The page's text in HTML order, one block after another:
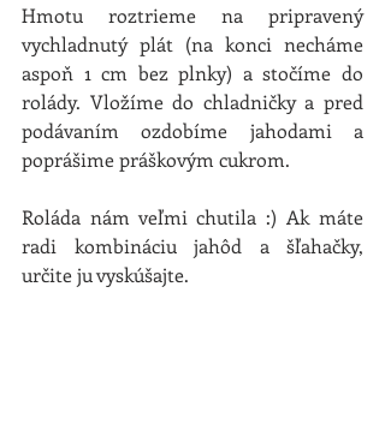
Hmotu roztrieme na pripravený
vychladnutý plát (na konci necháme
aspoň 1 cm bez plnky) a stočíme do
rolády. Vložíme do chladničky a pred
podávaním ozdobíme jahodami a
poprášime práškovým cukrom.
Roláda nám veľmi chutila :) Ak máte
radi kombináciu jahôd a šľahačky,
určite ju vyskúšajte.